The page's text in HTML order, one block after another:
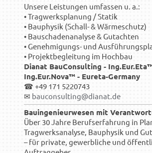
Unsere Leistungen umfassen u. a.:
• Tragwerksplanung / Statik
• Bauphysik (Schall- & Wärmeschutz)
• Bauschadenanalyse & Gutachten
• Genehmigungs- und
• Projektbegleitung im Hochbau
Dianat BauConsulting -
Ing.Eur.Nova™ - Eureta-Germany
☎ +49 171 5220743
✉ bauconsulting@dianat.de
Bauingenieurwesen mit
Über 30 Jahre Berufserfahrung in
Tragwerksanalyse, Bauphysik und
– für private, gewerbliche und